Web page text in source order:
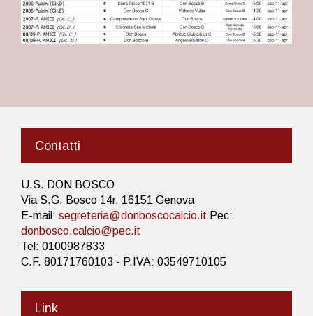
Contatti
U.S. DON BOSCO
Via S.G. Bosco 14r, 16151 Genova
E-mail: segreteria@donboscocalcio.it Pec:
donbosco.calcio@pec.it
Tel: 0100987833
C.F. 80171760103 - P.IVA: 03549710105
Link